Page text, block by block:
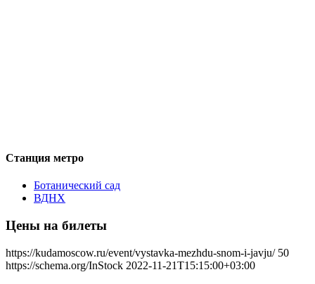
Станция метро
Ботанический сад
ВДНХ
Цены на билеты
https://kudamoscow.ru/event/vystavka-mezhdu-snom-i-javju/ 50
https://schema.org/InStock 2022-11-21T15:15:00+03:00